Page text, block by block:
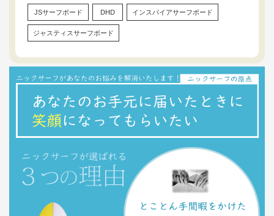
JSサーフボード DHD インスパイアサーフボード
ジャスティスサーフボード